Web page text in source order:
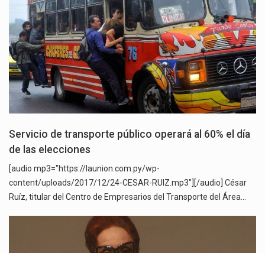
Servicio de transporte público operará al 60% el día
de las elecciones
[audio mp3="https://launion.com.py/wp-
content/uploads/2017/12/24-CESAR-RUIZ.mp3"][/audio] César
Ruíz, titular del Centro de Empresarios del Transporte del Área…